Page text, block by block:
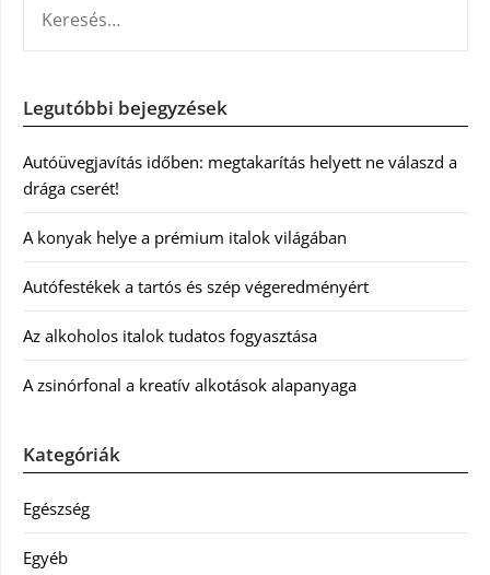
Legutóbbi bejegyzések
Autóüvegjavítás időben: megtakarítás helyett ne válaszd a
drága cserét!
A konyak helye a prémium italok világában
Autófestékek a tartós és szép végeredményért
Az alkoholos italok tudatos fogyasztása
A zsinórfonal a kreatív alkotások alapanyaga
Kategóriák
Egészség
Egyéb